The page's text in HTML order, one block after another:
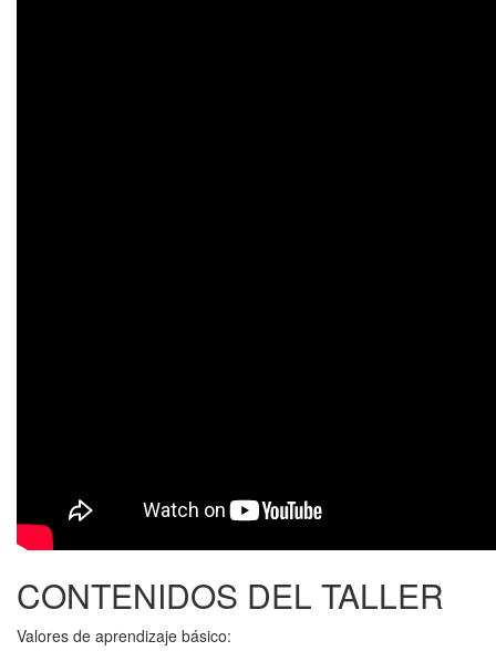
CONTENIDOS DEL TALLER
Valores de aprendizaje básico: